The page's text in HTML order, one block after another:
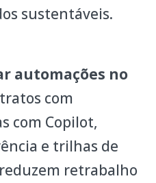
sustentáveis.
automações no
com
com Copilot,
e trilhas de
retrabalho